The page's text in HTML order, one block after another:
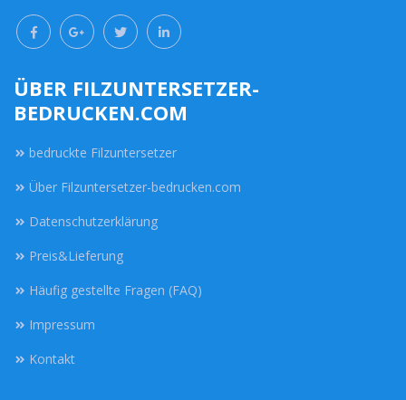
ÜBER FILZUNTERSETZER-
BEDRUCKEN.COM
bedruckte Filzuntersetzer
Über Filzuntersetzer-bedrucken.com
Datenschutzerklärung
Preis&Lieferung
Häufig gestellte Fragen (FAQ)
Impressum
Kontakt